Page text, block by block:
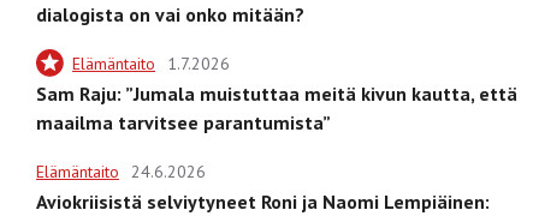
dialogista on vai onko mitään?
Elämäntaito 1.7.2026
Sam Raju: ”Jumala muistuttaa meitä kivun kautta, että
maailma tarvitsee parantumista”
Elämäntaito 24.6.2026
Aviokriisistä selviytyneet Roni ja Naomi Lempiäinen: